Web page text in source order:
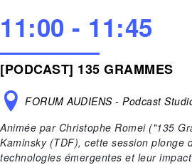
11:00 - 11:45
[PODCAST] 135 GRAMMES
FORUM AUDIENS - Podcast
Animée par Christophe Romei ("135
Kaminsky (TDF), cette session plonge
technologies émergentes et leur